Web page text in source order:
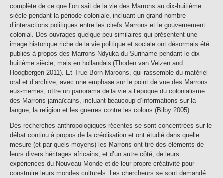
complète de ce que l’on sait de la vie des Marrons au dix-huitième
siècle pendant la période coloniale, incluant un grand nombre
d’interactions politiques entre les chefs Marrons et le gouvernement
colonial. Des ouvrages quelque peu similaires qui présentent une
image historique riche de la vie politique et sociale ont désormais été
publiés à propos des Marrons Ndyuka du Suriname pendant le dix-
huitième siècle, mais en hollandais (Thoden van Velzen and
Hoogbergen 2011). Et True-Born Maroons, qui rassemble du matériel
oral et d’archive, avec une emphase sur le point de vue des Marrons
eux-mêmes, offre un panorama de la vie à l’époque du colonialisme
des Marrons jamaïcains, incluant beaucoup d’informations sur la
langue, la religion et les guerres contre les colons (Bilby 2005).
Des recherches anthropologiques récentes se sont concentrées sur le
débat continu à propos de la créolisation et ont étudié dans quelle
mesure (et par quels moyens) les Marrons ont tiré des éléments de
leurs divers héritages africains, et d’un autre côté, de leurs
expériences du Nouveau Monde et de leur propre créativité pour
construire leurs mondes culturels. Les chercheurs se sont demandé